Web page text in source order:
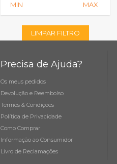
MIN MAX
LIMPAR FILTRO
Precisa de Ajuda?
Os meus pedidos
Devolução e Reembolso
Termos & Condições
Política de Privacidade
Como Comprar
Informação ao Consumidor
Livro de Reclamações